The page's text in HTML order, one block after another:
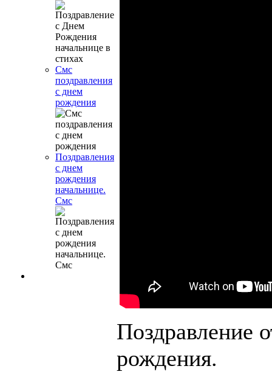
Смс
поздравления
с днем
рождения
Поздравления
с днем
рождения
начальнице.
Смс
Поздравление
рождения.